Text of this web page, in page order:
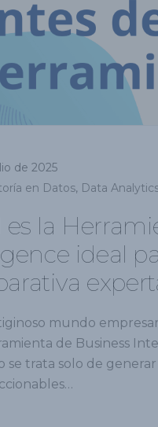
de 2025
en Datos, Data
es la
ideal
mundo
de Business
se trata solo de